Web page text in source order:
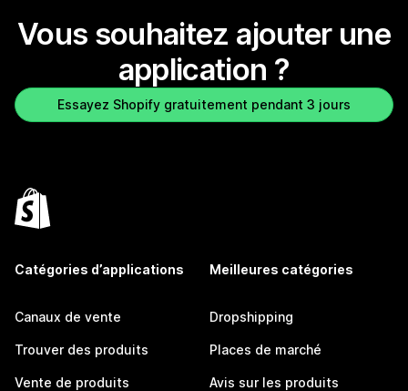
Vous souhaitez ajouter une
application ?
Essayez Shopify gratuitement pendant 3 jours
Catégories d’applications
Canaux de vente
Trouver des produits
Vente de produits
Meilleures catégories
Dropshipping
Places de marché
Avis sur les produits